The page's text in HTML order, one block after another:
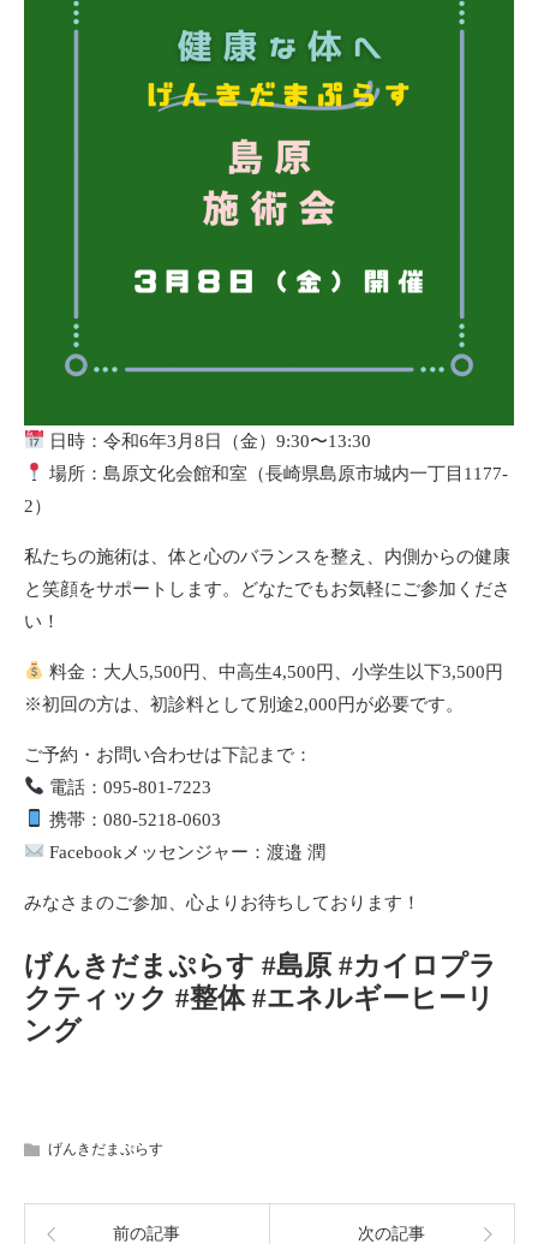
日時：令和6年3月8日（金）9:30〜13:30
場所：島原文化会館和室（長崎県島原市城内一丁目1177-
2）
私たちの施術は、体と心のバランスを整え、内側からの健康
と笑顔をサポートします。どなたでもお気軽にご参加くださ
い！
料金：大人5,500円、中高生4,500円、小学生以下3,500円
※初回の方は、初診料として別途2,000円が必要です。
ご予約・お問い合わせは下記まで：
電話：095-801-7223
携帯：080-5218-0603
Facebookメッセンジャー：渡邉 潤
みなさまのご参加、心よりお待ちしております！
げんきだまぷらす #島原 #カイロプラ
クティック #整体 #エネルギーヒーリ
ング
げんきだまぷらす
前の記事 次の記事